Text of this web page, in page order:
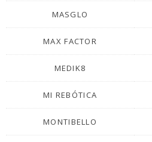
MASGLO
MAX FACTOR
MEDIK8
MI REBÓTICA
MONTIBELLO